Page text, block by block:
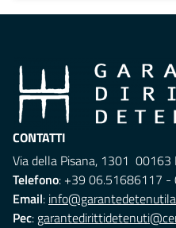
CONTATTI
Via della Pisana, 1301 00163
Telefono: +39 06.51686117
Email:
Pec: